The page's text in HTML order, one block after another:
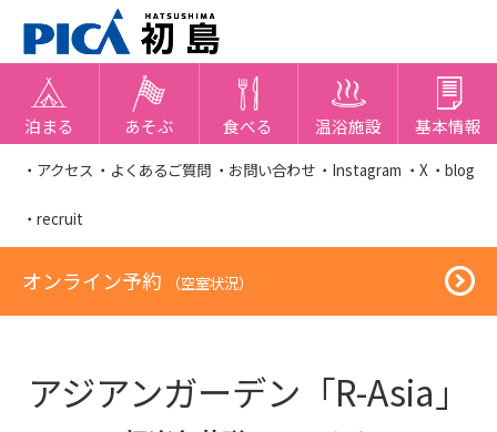
泊まる あそぶ 食べる 温浴施設 基本情報
・アクセス ・よくあるご質問 ・お問い合わせ ・Instagram ・X ・blog
・recruit
オンライン予約 （空室状況）
アジアンガーデン「R-Asia」